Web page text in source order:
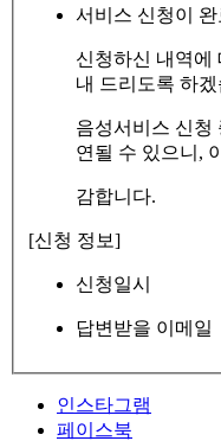
서비스 신청이
신청하신 내역에
내 드리도록 하
음성서비스 신청
연될 수 있으니,
감합니다.
[신청 정보]
신청일시
답변받을 이메일
인스타그램
페이스북